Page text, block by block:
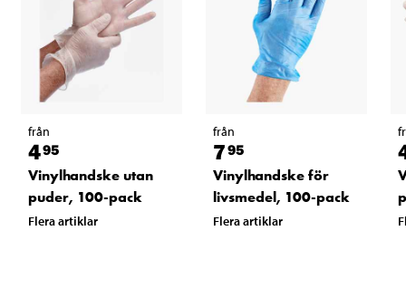
från
495
Vinylhandske utan
puder, 100-pack
Flera artiklar
från
795
Vinylhandske för
livsmedel, 100-pack
Flera artiklar